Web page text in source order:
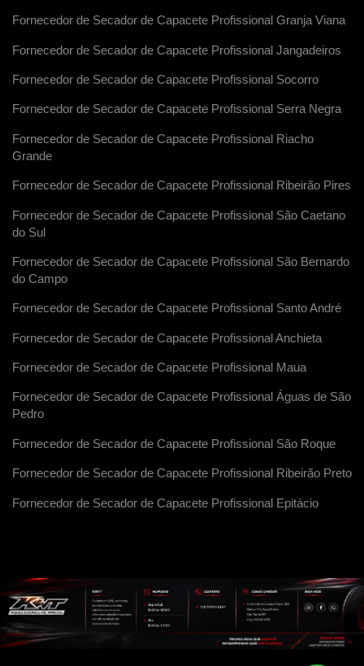
Fornecedor de Secador de Capacete Profissional Granja Viana
Fornecedor de Secador de Capacete Profissional Jangadeiros
Fornecedor de Secador de Capacete Profissional Socorro
Fornecedor de Secador de Capacete Profissional Serra Negra
Fornecedor de Secador de Capacete Profissional Riacho
Grande
Fornecedor de Secador de Capacete Profissional Ribeirão Pires
Fornecedor de Secador de Capacete Profissional São Caetano
do Sul
Fornecedor de Secador de Capacete Profissional São Bernardo
do Campo
Fornecedor de Secador de Capacete Profissional Santo André
Fornecedor de Secador de Capacete Profissional Anchieta
Fornecedor de Secador de Capacete Profissional Maua
Fornecedor de Secador de Capacete Profissional Águas de São
Pedro
Fornecedor de Secador de Capacete Profissional São Roque
Fornecedor de Secador de Capacete Profissional Ribeirão Preto
Fornecedor de Secador de Capacete Profissional Epitácio